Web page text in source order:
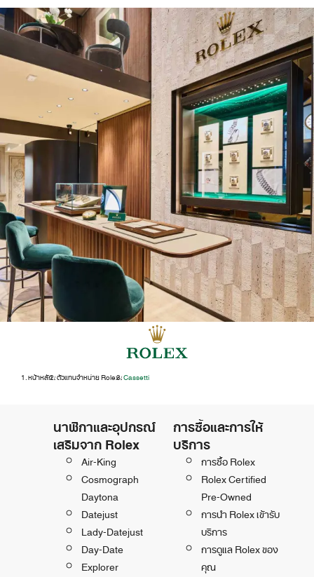
หน้าหลัก/ตัวแทนจำหน่าย Rolex/‭Cassetti‬
นาฬิกาและอุปกรณ์
เสริมจาก Rolex
Air-King
Cosmograph
Daytona
Datejust
Lady-Datejust
Day-Date
Explorer
การซื้อและการให้
บริการ
การซื้อ Rolex
Rolex Certified
Pre-Owned
การนำ Rolex เข้ารับ
บริการ
การดูแล Rolex ของ
คุณ